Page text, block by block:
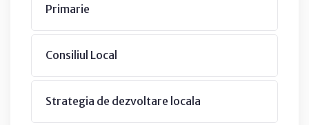
Primarie
Consiliul Local
Strategia de dezvoltare locala